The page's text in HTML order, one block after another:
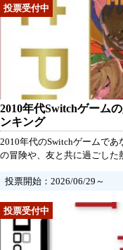
ちがよみがえること間違いな
2010年代Switchゲーム
ンキング
2010年代のSwitchゲームで
の冒険や、友と共に過ごした
ス！この人気投票で、あな
投票開始：2026/06/29～